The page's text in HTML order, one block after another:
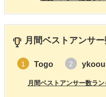
月間ベストアンサ
1 Togo 2
月間ベストアンサー数ラ